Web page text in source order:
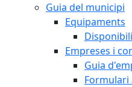
Guia del municipi
Equipaments
Empreses i
Guia
Formulari